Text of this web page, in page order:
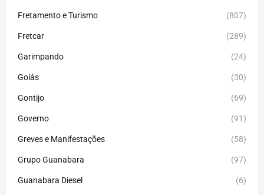
Fretamento e Turismo (807)
Fretcar (289)
Garimpando (24)
Goiás (30)
Gontijo (69)
Governo (91)
Greves e Manifestações (58)
Grupo Guanabara (97)
Guanabara Diesel (6)